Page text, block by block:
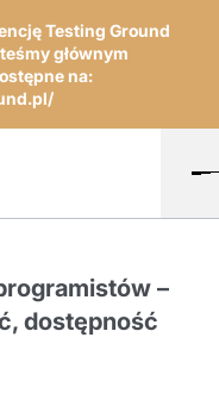
Testing Ground
głównym
na:
–
dostępność